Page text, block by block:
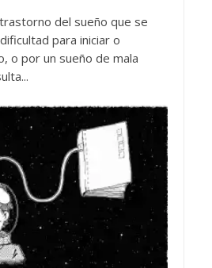
del sueño que se
para iniciar o
o por un sueño de mala